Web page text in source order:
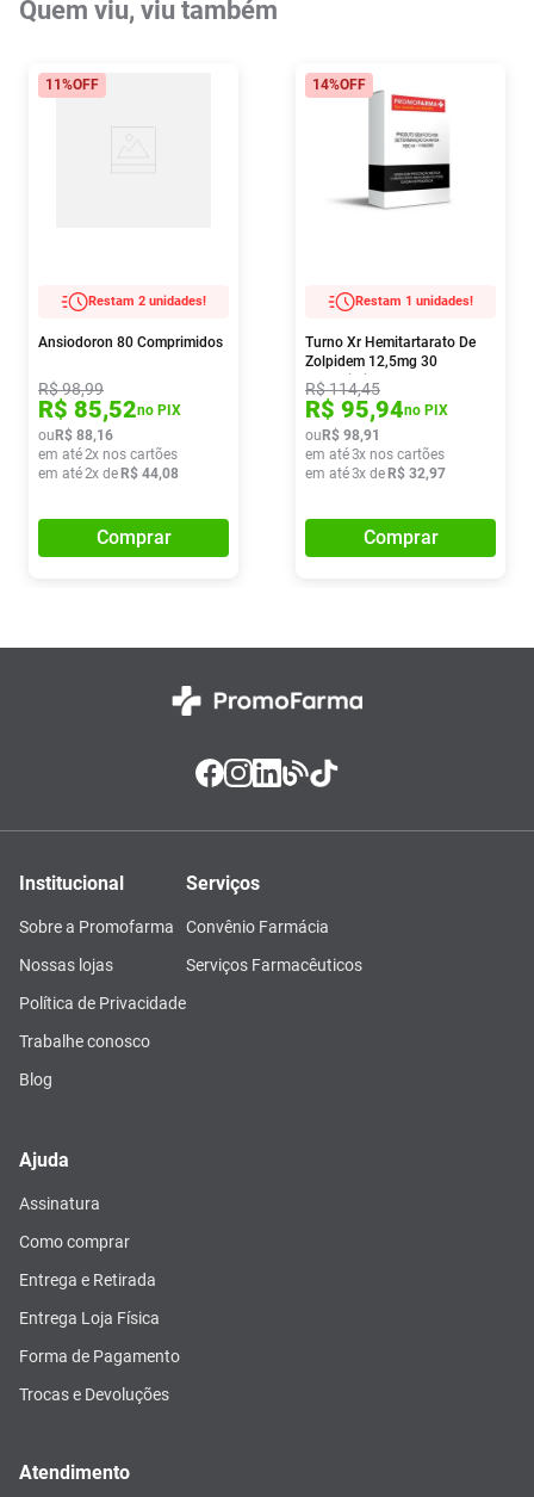
Quem viu, viu também
11%OFF
Restam 2 unidades!
Ansiodoron 80 Comprimidos
R$98,99
R$ 85,52no PIX
ou R$ 88,16
em até2x nos cartões
em até2x de R$ 44,08
Comprar
14%OFF
Restam 1 unidades!
Turno Xr Hemitartarato De
Zolpidem 12,5mg 30
Comprimidos
R$114,45
R$ 95,94no PIX
ou R$ 98,91
em até3x nos cartões
em até3x de R$ 32,97
Comprar
Institucional
Sobre a Promofarma
Nossas lojas
Política de Privacidade
Trabalhe conosco
Blog
Serviços
Convênio Farmácia
Serviços Farmacêuticos
Ajuda
Assinatura
Como comprar
Entrega e Retirada
Entrega Loja Física
Forma de Pagamento
Trocas e Devoluções
Atendimento